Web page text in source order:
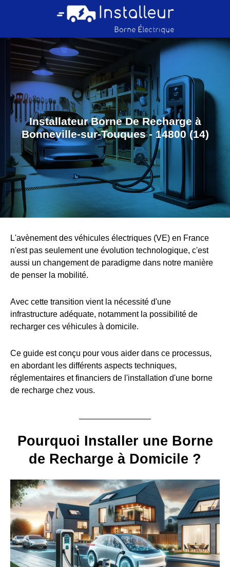
Installateur Borne De Recharge à
Bonneville-sur-Touques - 14800 (14)
L'avènement des véhicules électriques (VE) en France
n'est pas seulement une évolution technologique, c'est
aussi un changement de paradigme dans notre manière
de penser la mobilité.
Avec cette transition vient la nécessité d'une
infrastructure adéquate, notamment la possibilité de
recharger ces véhicules à domicile.
Ce guide est conçu pour vous aider dans ce processus,
en abordant les différents aspects techniques,
réglementaires et financiers de l'installation d'une borne
de recharge chez vous.
Pourquoi Installer une Borne
de Recharge à Domicile ?